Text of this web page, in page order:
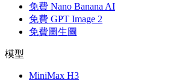
免費 Nano Banana AI
免費 GPT Image 2
免費圖生圖
模型
MiniMax H3